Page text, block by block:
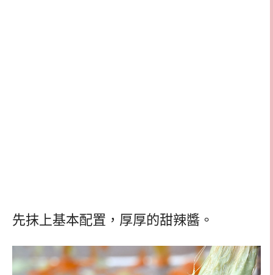
先抹上基本配置，厚厚的甜辣醬。